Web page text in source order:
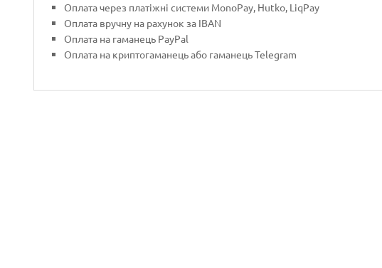
Оплата через платіжні системи MonoPay, Hutko, LiqPay
Оплата вручну на рахунок за IBAN
Оплата на гаманець PayPal
Оплата на криптогаманець або гаманець Telegram